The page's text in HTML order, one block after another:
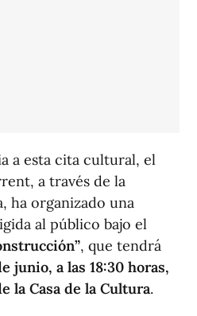
a esta cita cultural, el
a través de la
ha organizado una
al público bajo el
, que tendrá
junio, a las 18:30 horas,
la Casa de la Cultura.